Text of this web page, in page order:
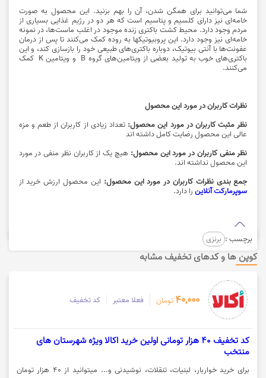
شما می‌توانید برای همگن شدن، آن را بهم بزنید. این محصول به صورت
خامه‌ای نیز دارای کلسیم و پتاسیم است که هر دو در رژیم غذایی بسیاری از
مردم وجود دارد. محیط کشت باکتری زنده موجود در اغلب ماست‌ها، در نمونه
خامه‌ای نیز وجود دارد. این پروبیوتیکها به روده کمک می‌کنند تا پس از درمان
عفونت‌ها با آنتی بیوتیک‌، دوباره باکتری‌های طبیعی خود را بازسازی کند، و این
باکتری‌های خوب به تولید بعضی از ویتامین‌های گروه B و ویتامین K کمک
می‌کنند.
نظرات کاربران در مورد این محصول
نظر مثبت کاربران در مورد این محصول: تعداد زیادی از کاربران از طعم و مزه
عالی این محصول رضایت کامل داشته اند
نظر منفی کاربران در مورد این محصول: هیچ یک از کاربران نظر منفی در مورد
این محصول نداشته اند.
جمع بندی نظرات کاربران در مورد این محصول: این محصول ارزش خرید از
سوپرمارکت آنلاینرا دارد.
برچسب : برنزی
کوپن ها و کدهای تخفیف مشابه
40,000 تومان فعلا معتبر کد تخفیف
کد تخفیف 40 هزار تومانی اولین خرید اکالا ویژه شهرستان های
منتخب
برای خرید خواربار، لبنیات، تنقلات، نوشیدنی و... میتوانید از 40 هزار تومان